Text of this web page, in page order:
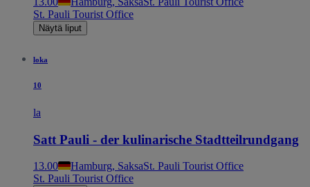
St. Pauli Tourist Office
Näytä liput
loka
10
la
Satt Pauli - der kulinarische Stadtteilrundgang
13.00 Hamburg, SaksaSt. Pauli Tourist Office
St. Pauli Tourist Office